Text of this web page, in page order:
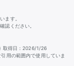
ます。
認ください。
得日：2026/1/26
用の範囲内で使用していま